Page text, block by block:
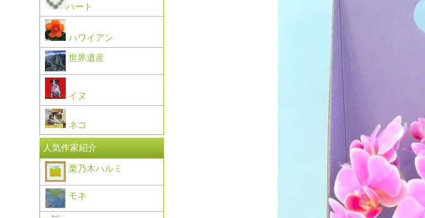
ハート
ハワイアン
世界遺産
イヌ
ネコ
人気作家紹介
栗乃木ハルミ
モネ